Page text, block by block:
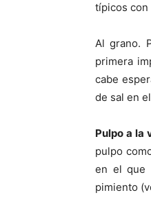
típicos con
Al grano.
primera
cabe
de sal en
Pulpo a la
pulpo
en el que
pimiento